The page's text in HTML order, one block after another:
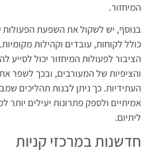
המיחזור.
בנוסף, יש לשקול את השפעת הפעולות
כולל לקוחות, עובדים וקהילות
הציבור לפעולות המיחזור יכול לסייע
והציפיות של המעורבים, ובכך לשפר
העתידיות. כך ניתן לבנות תהליכים
אמיתיים ולספק פתרונות יעילים יותר
ליתיום.
חדשנות במרכזי קניות